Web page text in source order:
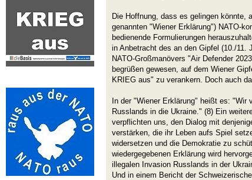
Die Hoffnung, dass es gelingen könnte,
genannten "Wiener Erklärung") NATO-
bedienende Formulierungen
in Anbetracht des an den Gipfel (10./11.
NATO-Großmanövers "Air Defender
begrüßen gewesen, auf dem Wiener
KRIEG aus" zu verankern. Doch auch
In der "Wiener Erklärung" heißt es: "Wir
Russlands in die Ukraine." (8) Ein
verpflichten uns, den Dialog mit
verstärken, die ihr Leben aufs Spiel
widersetzen und die Demokratie zu
wiedergegebenen Erklärung wird
illegalen Invasion Russlands in der
Und in einem Bericht der